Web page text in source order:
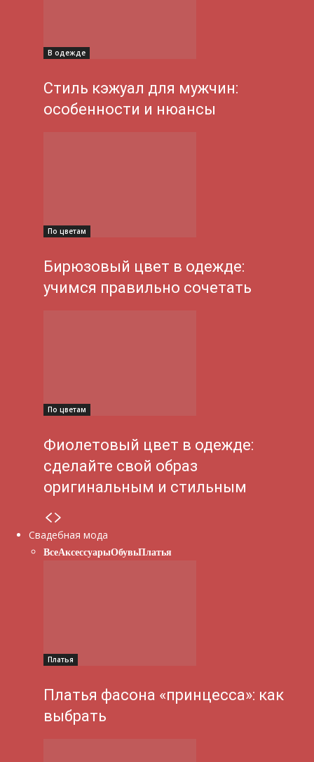
В одежде
Стиль кэжуал для мужчин:
особенности и нюансы
По цветам
Бирюзовый цвет в одежде:
учимся правильно сочетать
По цветам
Фиолетовый цвет в одежде:
сделайте свой образ
оригинальным и стильным
Свадебная мода
ВсеАксессуарыОбувьПлатья
Платья
Платья фасона «принцесса»: как
выбрать